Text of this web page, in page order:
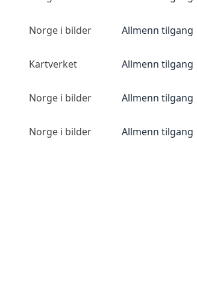
Norge i bilder Allmenn tilgang
Kartverket Allmenn tilgang
Norge i bilder Allmenn tilgang
Norge i bilder Allmenn tilgang